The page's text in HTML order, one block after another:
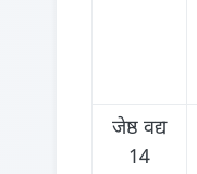
जेष्ठ वद्य
14